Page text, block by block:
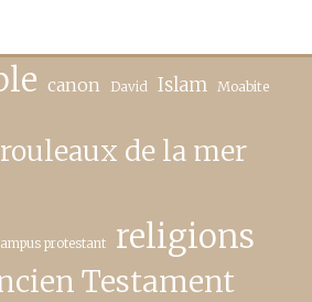
canon David Islam Moabite
de la mer
protestant religions
Testament